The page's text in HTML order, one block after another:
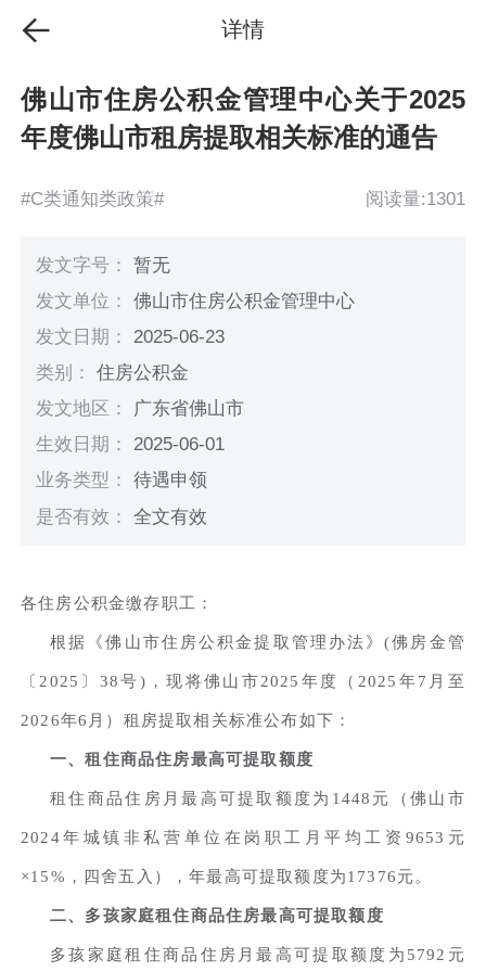
详情
佛山市住房公积金管理中心关于2025
年度佛山市租房提取相关标准的通告
#C类通知类政策# 阅读量:1301
发文字号：暂无
发文单位：佛山市住房公积金管理中心
发文日期： 2025-06-23
类别：住房公积金
发文地区： 广东省佛山市
生效日期： 2025-06-01
业务类型：待遇申领
是否有效：全文有效
各住房公积金缴存职工：
根据《佛山市住房公积金提取管理办法》(佛房金管
〔2025〕38号)，现将佛山市2025年度（2025年7月至
2026年6月）租房提取相关标准公布如下：
一、租住商品住房最高可提取额度
租住商品住房月最高可提取额度为1448元（佛山市
2024年城镇非私营单位在岗职工月平均工资9653元
×15%，四舍五入），年最高可提取额度为17376元。
二、多孩家庭租住商品住房最高可提取额度
多孩家庭租住商品住房月最高可提取额度为5792元